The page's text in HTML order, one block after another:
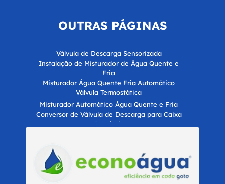
OUTRAS PÁGINAS
Válvula de Descarga Sensorizada
Instalação de Misturador de Água Quente e
Fria
Misturador Água Quente Fria Automático
Válvula Termostática
Misturador Automático Água Quente e Fria
Conversor de Válvula de Descarga para Caixa
Acoplada
Automatização Hídrica para Economia de Água
para Empresas
Certificação LEED para Construções